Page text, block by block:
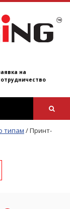
на
типам /Принт-